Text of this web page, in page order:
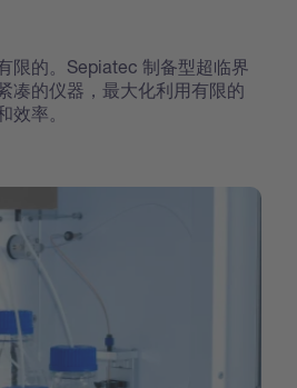
限的。Sepiatec 制备型超临界
凑的仪器，最大化利用有限的
效率。